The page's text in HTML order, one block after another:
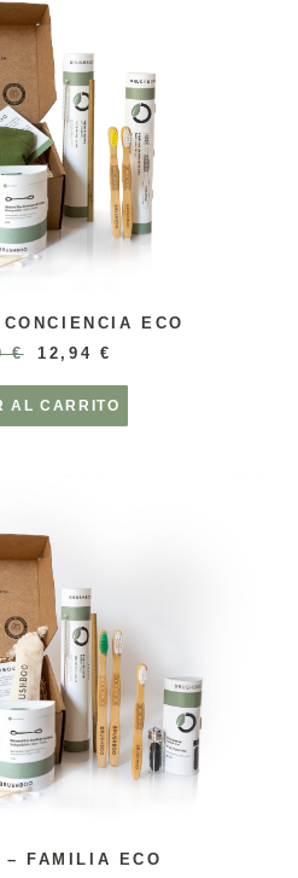
ECO
€ 12,94 €
AL CARRITO
– FAMILIA ECO